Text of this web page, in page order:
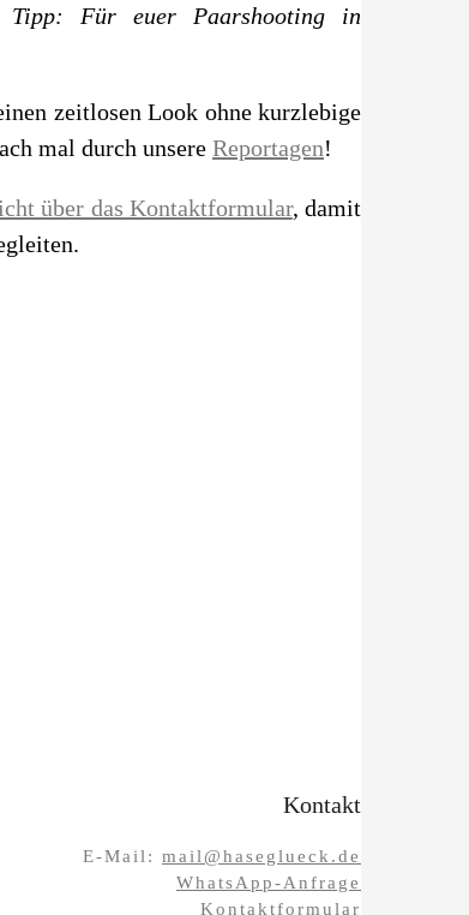
Tipp: Für euer Paarshooting in
zeitlosen Look ohne kurzlebige
mal durch unsere Reportagen!
über das Kontaktformular, damit
Kontakt
E-Mail: mail@haseglueck.de
WhatsApp-Anfrage
Kontaktformular